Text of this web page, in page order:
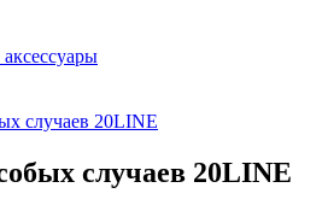
случаев 20LINE
случаев 20LINE